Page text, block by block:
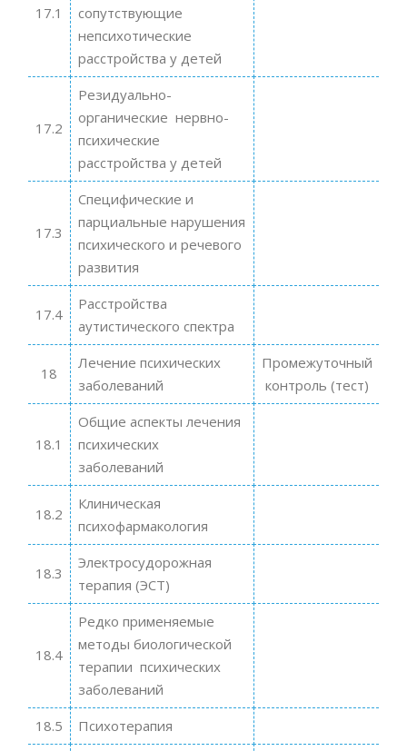
17.1
сопутствующие
непсихотические
расстройства у детей
17.2
Резидуально-
органические нервно-
психические
расстройства у детей
17.3
Специфические и
парциальные нарушения
психического и речевого
развития
17.4
Расстройства
аутистического спектра
18
Лечение психических
заболеваний
Промежуточный
контроль (тест)
18.1
Общие аспекты лечения
психических
заболеваний
18.2
Клиническая
психофармакология
18.3
Электросудорожная
терапия (ЭСТ)
18.4
Редко применяемые
методы биологической
терапии психических
заболеваний
18.5
Психотерапия